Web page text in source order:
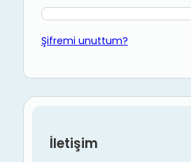
Şifremi unuttum?
İletişim